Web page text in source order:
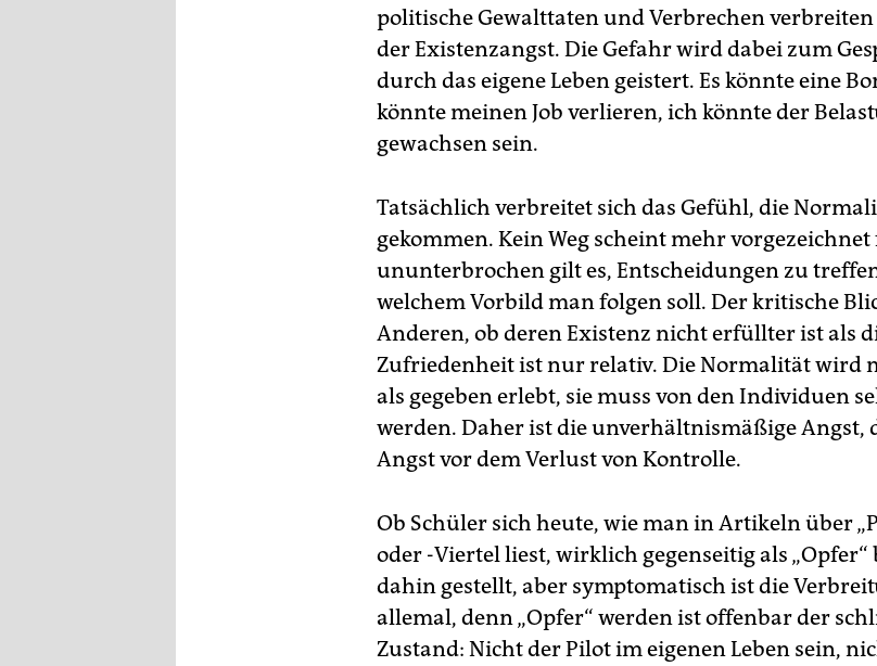
politische Gewalttaten und Verbrechen
der Existenzangst. Die Gefahr wird dabei zum
durch das eigene Leben geistert. Es könnte eine
könnte meinen Job verlieren, ich könnte der
gewachsen sein.
Tatsächlich verbreitet sich das Gefühl, die
gekommen. Kein Weg scheint mehr vorgezeichnet
ununterbrochen gilt es, Entscheidungen zu
welchem Vorbild man folgen soll. Der kritische
Anderen, ob deren Existenz nicht erfüllter ist als
Zufriedenheit ist nur relativ. Die Normalität wird
als gegeben erlebt, sie muss von den Individuen
werden. Daher ist die unverhältnismäßige Angst,
Angst vor dem Verlust von Kontrolle.
Ob Schüler sich heute, wie man in Artikeln über
oder -Viertel liest, wirklich gegenseitig als
dahin gestellt, aber symptomatisch ist die
allemal, denn „Opfer“ werden ist offenbar der
Zustand: Nicht der Pilot im eigenen Leben sein,